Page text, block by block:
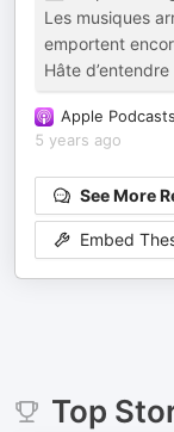
Les musiques
emportent
Hâte
Apple Podcasts
5 years ago
See More
Embed
Top